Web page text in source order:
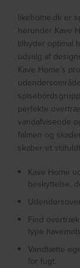
likehome.dk er
herunder Kave
tilbyder optimal
udvalg af
Kave Home’s
perfekte
vandafvisende
falmen og
skaber et
Kave Home
beskyttelse,
Find
type
Vandtætte
for fugt.